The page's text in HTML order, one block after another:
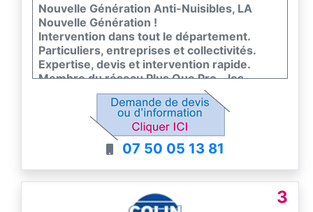
Nouvelle Génération Anti-Nuisibles, LA
Nouvelle Génération !
Intervention dans tout le département.
Particuliers, entreprises et collectivités.
Expertise, devis et intervention rapide.
Membre du réseau Plus Que Pro - les
meilleurs entreprises de France
07 50 05 13 81
3